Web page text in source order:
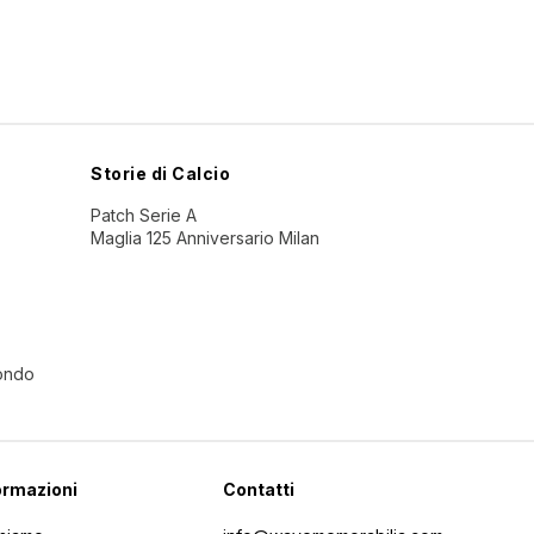
Storie di Calcio
Patch Serie A
Maglia 125 Anniversario Milan
Contatti